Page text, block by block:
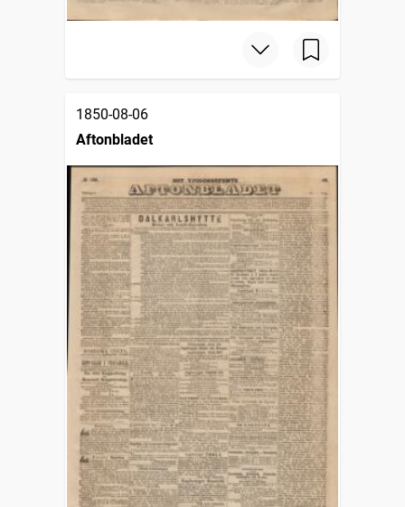
1850-08-06
Aftonbladet